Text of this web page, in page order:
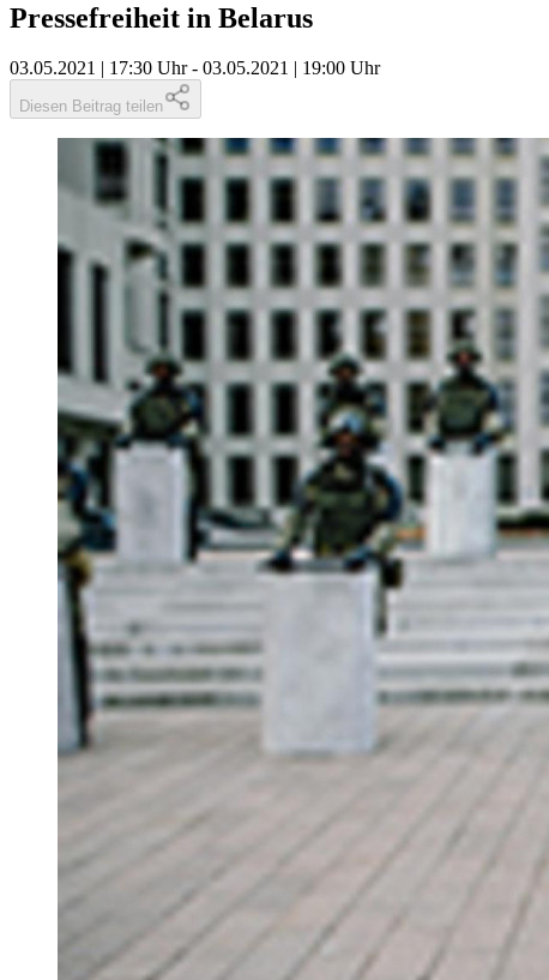
Pressefreiheit in Belarus
03.05.2021 | 17:30 Uhr- 03.05.2021 | 19:00 Uhr
Diesen Beitrag teilen